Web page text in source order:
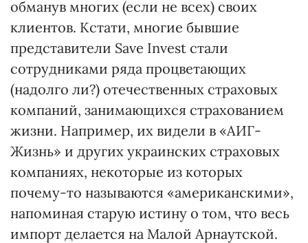
обманув многих (если не всех) своих
клиентов. Кстати, многие бывшие
представители Save Invest стали
сотрудниками ряда процветающих
(надолго ли?) отечественных страховых
компаний, занимающихся страхованием
жизни. Например, их видели в «АИГ-
Жизнь» и других украинских страховых
компаниях, некоторые из которых
почему-то называются «американскими»,
напоминая старую истину о том, что весь
импорт делается на Малой Арнаутской.